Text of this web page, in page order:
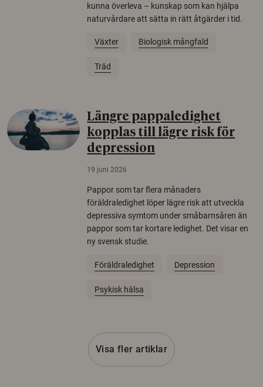
kunna överleva – kunskap som kan hjälpa
naturvårdare att sätta in rätt åtgärder i tid.
Växter Biologisk mångfald
Träd
Längre pappaledighet
kopplas till lägre risk för
depression
19 juni 2026
Pappor som tar flera månaders
föräldraledighet löper lägre risk att utveckla
depressiva symtom under småbarnsåren än
pappor som tar kortare ledighet. Det visar en
ny svensk studie.
Föräldraledighet Depression
Psykisk hälsa
Visa fler artiklar